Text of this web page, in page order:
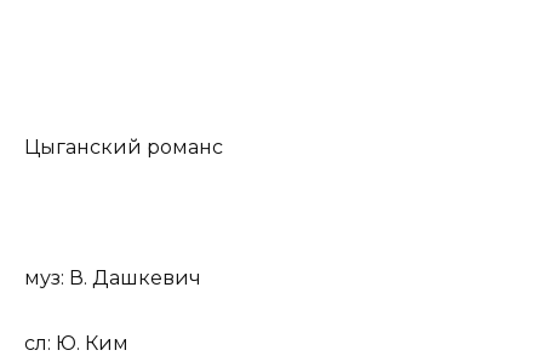
Цыганский романс
муз: В. Дашкевич
сл: Ю. Ким